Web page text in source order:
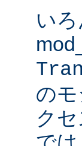
い
の
ク